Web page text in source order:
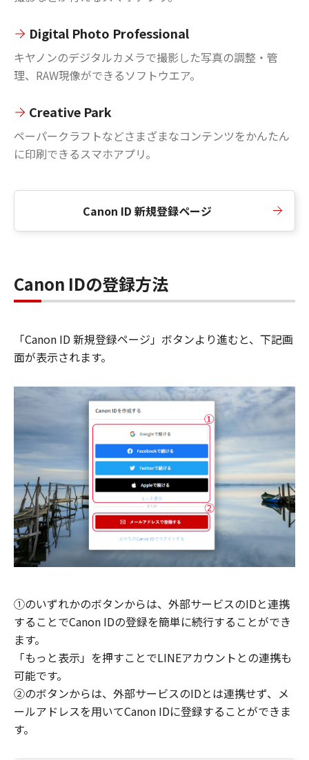
Digital Photo Professional
キヤノンのデジタルカメラで撮影した写真の調整・管
理、RAW現像ができるソフトウエア。
Creative Park
ペーパークラフトなどさまざまなコンテンツをかんたん
に印刷できるスマホアプリ。
Canon ID 新規登録ページ
Canon IDの登録方法
「Canon ID 新規登録ページ」ボタンより進むと、下記画
面が表示されます。
①のいずれかのボタンからは、外部サービスのIDと連携
することでCanon IDの登録を簡単に続行することができ
ます。
「もっと表示」を押すことでLINEアカウントとの連携も
可能です。
②のボタンからは、外部サービスのIDとは連携せず、メ
ールアドレスを用いてCanon IDに登録することができま
す。